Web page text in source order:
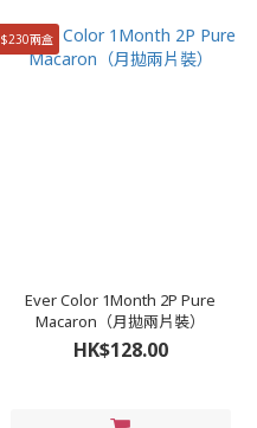
$230兩盒
Ever Color 1Month 2P Pure
Macaron（月拋兩片裝）
HK$128.00